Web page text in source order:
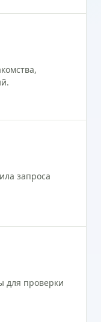
запроса
для проверки